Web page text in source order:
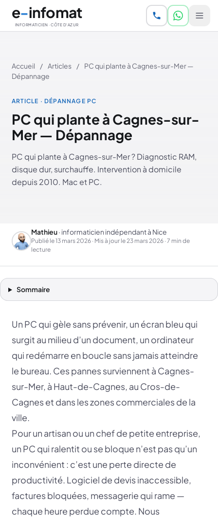
Aller au contenu principal
e-infomat
INFORMATICIEN · CÔTE D'AZUR
Accueil / Articles /
PC qui plante à Cagnes-sur-Mer —
Dépannage
ARTICLE · DÉPANNAGE PC
PC qui plante à Cagnes-sur-
Mer — Dépannage
PC qui plante à Cagnes-sur-Mer ? Diagnostic RAM,
disque dur, surchauffe. Intervention à domicile
depuis 2010. Mac et PC.
Mathieu· informaticien indépendant à Nice
Publié le13 mars 2026 · Mis à jour le23 mars 2026 · 7 min de
lecture
Sommaire
Un PC qui gèle sans prévenir, un écran bleu qui
surgit au milieu d’un document, un ordinateur
qui redémarre en boucle sans jamais atteindre
le bureau. Ces pannes surviennent à Cagnes-
sur-Mer, à Haut-de-Cagnes, au Cros-de-
Cagnes et dans les zones commerciales de la
ville.
Pour un artisan ou un chef de petite entreprise,
un PC qui ralentit ou se bloque n’est pas qu’un
inconvénient : c’est une perte directe de
productivité. Logiciel de devis inaccessible,
factures bloquées, messagerie qui rame —
chaque heure perdue compte. Nous